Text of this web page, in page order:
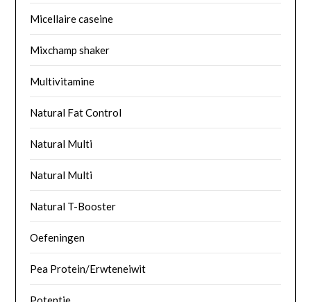
Micellaire caseine
Mixchamp shaker
Multivitamine
Natural Fat Control
Natural Multi
Natural Multi
Natural T-Booster
Oefeningen
Pea Protein/Erwteneiwit